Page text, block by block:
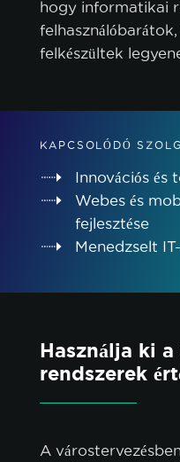
hogy informatikai
felkészültek
KAPCSOLÓDÓ
Innovációs és
Webes és
fejlesztése
Menedzselt
Használja ki
rendszerek
A
CSAK A